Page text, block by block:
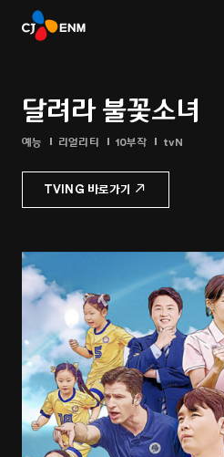
달려라 불꽃소녀
예능 리얼리티 10부작 tvN
TVING 바로가기